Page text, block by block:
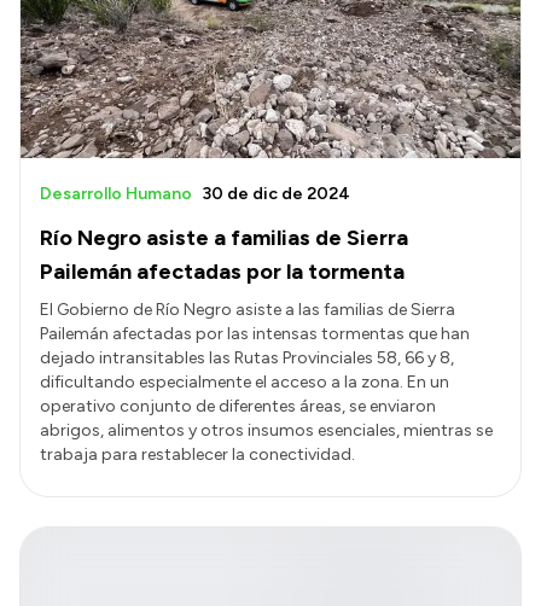
Río Negro asiste a familias de Sierra
Pailemán afectadas por la tormenta
Desarrollo Humano 30 de dic de 2024
El Gobierno de Río Negro asiste a las familias de Sierra
Pailemán afectadas por las intensas tormentas que han
dejado intransitables las Rutas Provinciales 58, 66 y 8,
dificultando especialmente el acceso a la zona. En un
operativo conjunto de diferentes áreas, se enviaron
abrigos, alimentos y otros insumos esenciales, mientras se
trabaja para restablecer la conectividad.